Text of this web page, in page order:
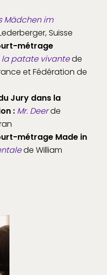
Mädchen im
Suisse
métrage
la patate vivantede
et Fédération de
Jury dans la
: Mr. Deerde
métrage Made in
de William